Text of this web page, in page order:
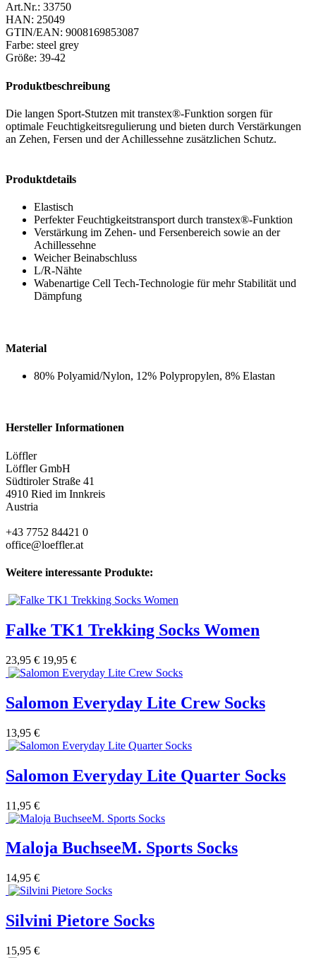
Art.Nr.: 33750
HAN: 25049
GTIN/EAN: 9008169853087
Farbe: steel grey
Größe: 39-42
Produktbeschreibung
Die langen Sport-Stutzen mit transtex®-Funktion sorgen für
optimale Feuchtigkeitsregulierung und bieten durch Verstärkungen
an Zehen, Fersen und der Achillessehne zusätzlichen Schutz.
Produktdetails
Elastisch
Perfekter Feuchtigkeitstransport durch transtex®-Funktion
Verstärkung im Zehen- und Fersenbereich sowie an der
Achillessehne
Weicher Beinabschluss
L/R-Nähte
Wabenartige Cell Tech-Technologie für mehr Stabilität und
Dämpfung
Material
80% Polyamid/Nylon, 12% Polypropylen, 8% Elastan
Hersteller Informationen
Löffler
Löffler GmbH
Südtiroler Straße 41
4910 Ried im Innkreis
Austria
+43 7752 84421 0
office@loeffler.at
Weitere interessante Produkte:
Falke TK1 Trekking Socks Women
23,95 € 19,95 €
Salomon Everyday Lite Crew Socks
13,95 €
Salomon Everyday Lite Quarter Socks
11,95 €
Maloja BuchseeM. Sports Socks
14,95 €
Silvini Pietore Socks
15,95 €